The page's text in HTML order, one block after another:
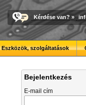
Kérdése van? »
Eszközök, szolgáltatások
Bejelentkezés
E-mail cím